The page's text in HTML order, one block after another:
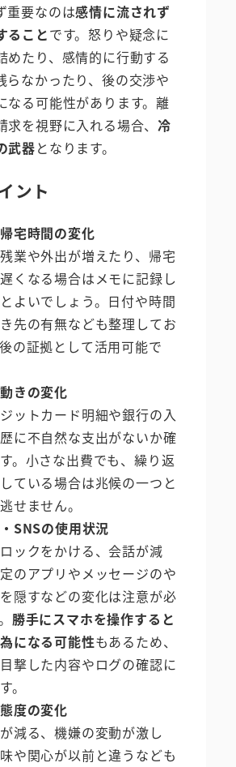
重要なのは感情に流されず
ることです。怒りや疑念に
めたり、感情的に行動する
らなかったり、後の交渉や
なる可能性があります。離
求を視野に入れる場合、冷
武器となります。
ント
宅時間の変化
業や外出が増えたり、帰宅
くなる場合はメモに記録し
よいでしょう。日付や時間
先の有無なども整理してお
の証拠として活用可能で
きの変化
ットカード明細や銀行の入
に不自然な支出がないか確
。小さな出費でも、繰り返
ている場合は兆候の一つと
せません。
SNSの使用状況
ックをかける、会話が減
のアプリやメッセージのや
隠すなどの変化は注意が必
勝手にスマホを操作すると
になる可能性もあるため、
撃した内容やログの確認に
。
度の変化
減る、機嫌の変動が激し
や関心が以前と違うなども